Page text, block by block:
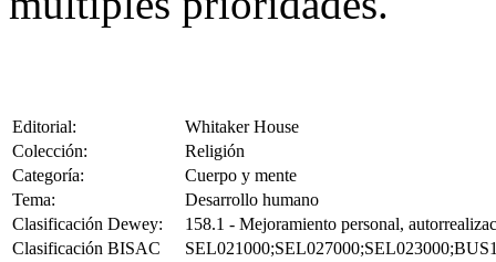
Editorial:
Whitaker House
Colección:
Religión
Categoría:
Cuerpo y mente
Tema:
Desarrollo humano
Clasificación Dewey:
158.1 - Mejoramiento personal,
Clasificación BISAC